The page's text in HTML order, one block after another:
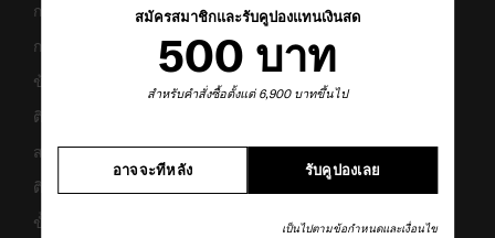
สมัครสมาชิกและรับคูปองแทนเงินสด
500 บาท
สำหรับคำสั่งซื้อตั้งแต่ 6,900 บาทขึ้นไป
รับคูปองเลย
อาจจะทีหลัง
เป็นไปตามข้อกำหนดและเงื่อนไข
การขนส่งและการจัดส่ง
การคืนสินค้าและการคืนเงิน
ข้อกำหนดและเงื่อนไขการรับประกัน
ติดต่อเรา
สอบถามข้อมูลทางธุรกิจ
ติดตามสถานะสินค้า
ขั้นตอนการผ่อนชำระ